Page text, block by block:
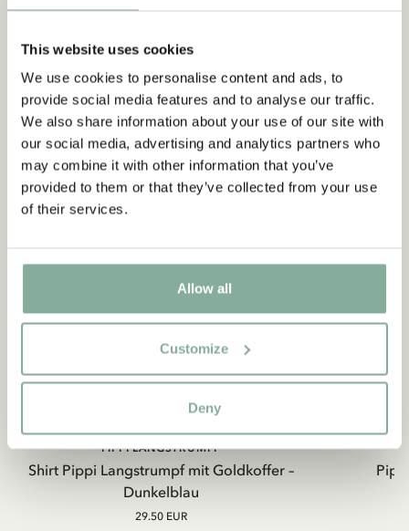
This website uses cookies
We use cookies to personalise content and ads, to
provide social media features and to analyse our traffic.
We also share information about your use of our site with
our social media, advertising and analytics partners who
may combine it with other information that you’ve
provided to them or that they’ve collected from your use
of their services.
Allow all
Customize
Deny
NEU
Shirt Pippi Langstrumpf mit Goldkoffer –
Dunkelblau
PIPPI LANGSTRUMPF
29.50 EUR